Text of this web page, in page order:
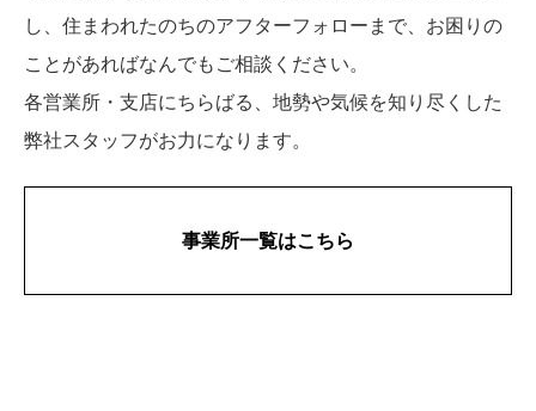
し、住まわれたのちのアフターフォローまで、お困りの
ことがあればなんでもご相談ください。
各営業所・支店にちらばる、地勢や気候を知り尽くした
弊社スタッフがお力になります。
事業所一覧はこちら